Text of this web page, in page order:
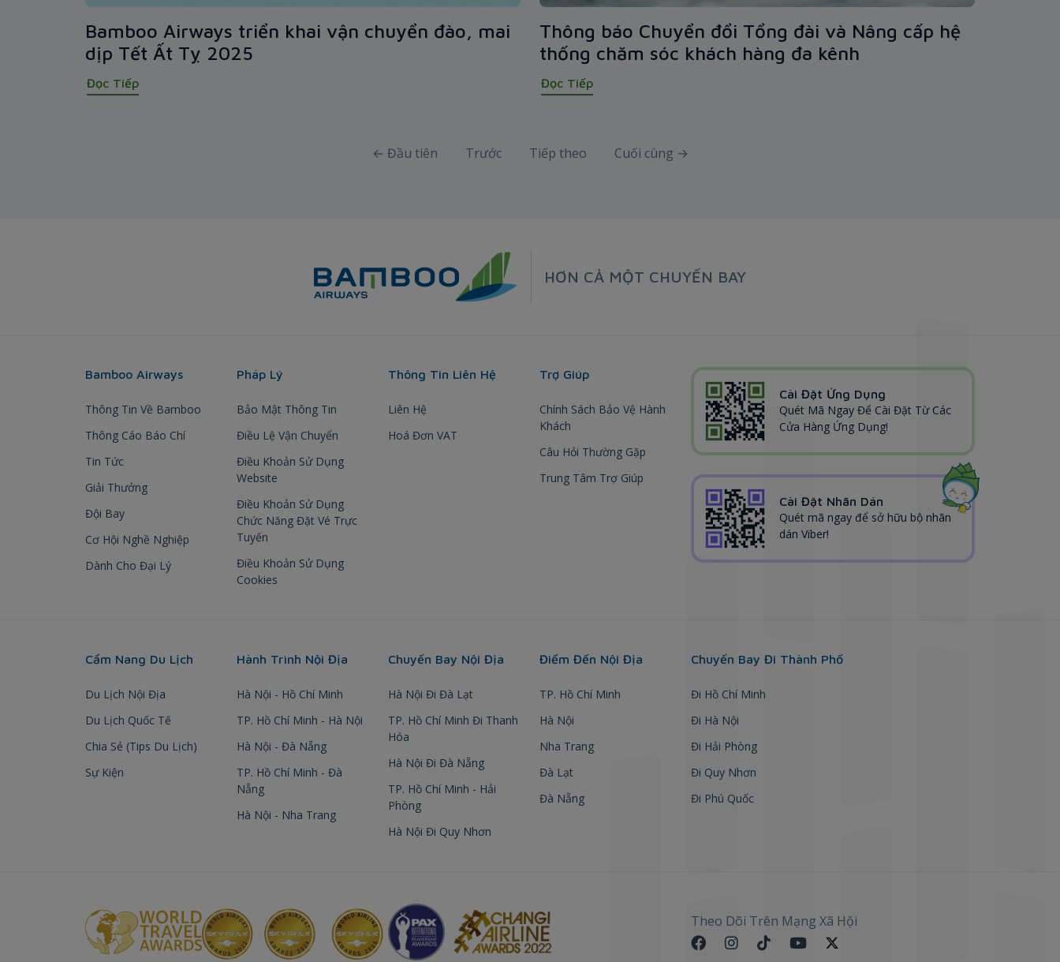
Bamboo Airways triển khai vận chuyển đào, mai
dịp Tết Ất Tỵ 2025
Đọc Tiếp
Thông báo Chuyển đổi Tổng đài và Nâng cấp hệ
thống chăm sóc khách hàng đa kênh
Đọc Tiếp
← Đầu tiên Trước Tiếp theo Cuối cùng →
HƠN CẢ MỘT CHUYẾN BAY
Bamboo Airways
Thông Tin Về Bamboo
Thông Cáo Báo Chí
Tin Tức
Giải Thưởng
Đội Bay
Cơ Hội Nghề Nghiệp
Dành Cho Đại Lý
Pháp Lý
Bảo Mật Thông Tin
Điều Lệ Vận Chuyển
Điều Khoản Sử Dụng
Website
Điều Khoản Sử Dụng
Chức Năng Đặt Vé Trực
Tuyến
Điều Khoản Sử Dụng
Cookies
Thông Tin Liên Hệ
Liên Hệ
Hoá Đơn VAT
Trợ Giúp
Chính Sách Bảo Vệ Hành
Khách
Câu Hỏi Thường Gặp
Trung Tâm Trợ Giúp
Cài Đặt Ứng Dụng
Quét Mã Ngay Để Cài Đặt Từ Các
Cửa Hàng Ứng Dụng!
Cài Đặt Nhãn Dán
Quét mã ngay để sở hữu bộ nhãn
dán Viber!
Cẩm Nang Du Lịch
Du Lịch Nội Địa
Du Lịch Quốc Tế
Chia Sẻ (Tips Du Lịch)
Sự Kiện
Hành Trình Nội Địa
Hà Nội - Hồ Chí Minh
TP. Hồ Chí Minh - Hà Nội
Hà Nội - Đà Nẵng
TP. Hồ Chí Minh - Đà
Nẵng
Hà Nội - Nha Trang
Chuyến Bay Nội Địa
Hà Nội Đi Đà Lạt
TP. Hồ Chí Minh Đi Thanh
Hóa
Hà Nội Đi Đà Nẵng
TP. Hồ Chí Minh - Hải
Phòng
Hà Nội Đi Quy Nhơn
Điểm Đến Nội Địa
TP. Hồ Chí Minh
Hà Nội
Nha Trang
Đà Lạt
Đà Nẵng
Chuyến Bay Đi Thành Phố
Đi Hồ Chí Minh
Đi Hà Nội
Đi Hải Phòng
Đi Quy Nhơn
Đi Phú Quốc
Theo Dõi Trên Mạng Xã Hội